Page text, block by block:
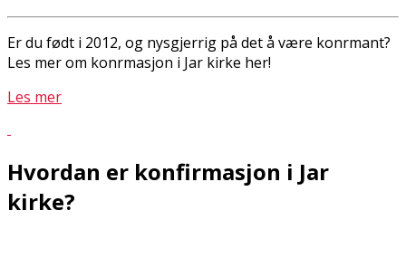
Er du født i 2012, og nysgjerrig på det å være konfirmant?
Les mer om konfirmasjon i Jar kirke her!
Les mer
Hvordan er konfirmasjon i Jar
kirke?